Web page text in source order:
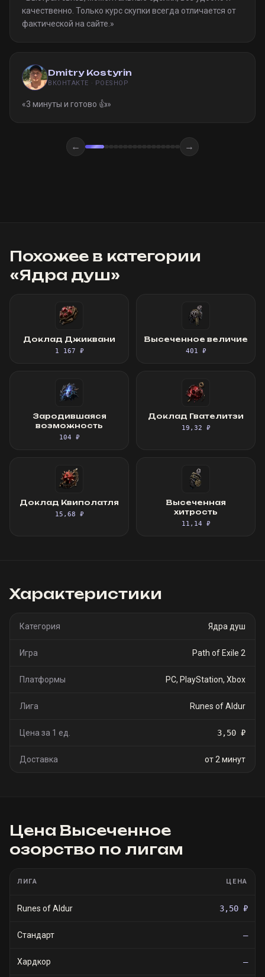
качественно. Только курс скупки всегда отличается от
фактической на сайте. »
Dmitry Kostyrin
ВКОНТАКТЕ · POESHOP
«3 минуты и готово 👍»
← →
Похожее в категории
«Ядра душ»
Доклад Джиквани
1 167 ₽
Высеченное величие
401 ₽
Зародившаяся
возможность
104 ₽
Доклад Гвателитзи
19,32 ₽
Доклад Квиполатля
15,68 ₽
Высеченная
хитрость
11,14 ₽
Характеристики
Категория Ядра душ
Игра Path of Exile 2
Платформы PC, PlayStation, Xbox
Лига Runes of Aldur
Цена за 1 ед. 3,50 ₽
Доставка от 2 минут
Цена Высеченное
озорство по лигам
ЛИГА ЦЕНА
Runes of Aldur 3,50 ₽
Стандарт —
Хардкор —